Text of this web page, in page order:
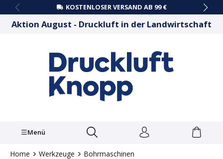
springen KOSTENLOSER VERSAND AB 99 €
Aktion August - Druckluft in der Landwirtschaft
Menü
Home Werkzeuge Bohrmaschinen